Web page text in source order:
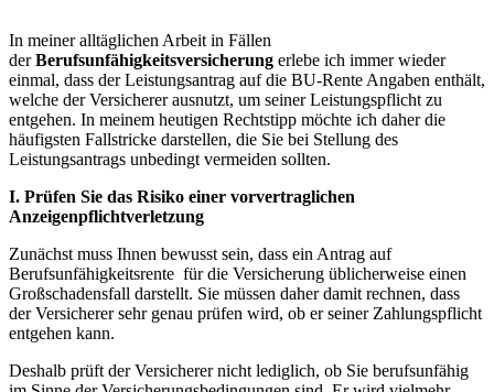
In meiner alltäglichen Arbeit in Fällen
derBerufsunfähigkeitsversicherung erlebe ich immer wieder
einmal, dass der Leistungsantrag auf die BU-Rente Angaben enthält,
welche der Versicherer ausnutzt, um seiner Leistungspflicht zu
entgehen. In meinem heutigen Rechtstipp möchte ich daher die
häufigsten Fallstricke darstellen, die Sie bei Stellung des
Leistungsantrags unbedingt vermeiden sollten.
I. Prüfen Sie das Risiko einer vorvertraglichen
Anzeigenpflichtverletzung
Zunächst muss Ihnen bewusst sein, dass ein Antrag auf
Berufsunfähigkeitsrente für die Versicherung üblicherweise einen
Großschadensfall darstellt. Sie müssen daher damit rechnen, dass
der Versicherer sehr genau prüfen wird, ob er seiner Zahlungspflicht
entgehen kann.
Deshalb prüft der Versicherer nicht lediglich, ob Sie berufsunfähig